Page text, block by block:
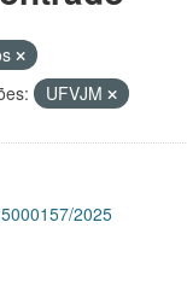
UFVJM
2025